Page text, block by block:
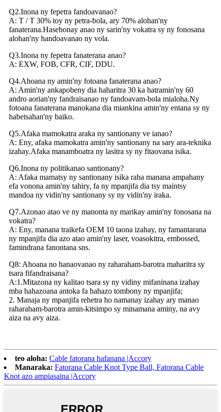
Q2.Inona ny fepetra fandoavanao?
A: T / T 30% toy ny petra-bola, ary 70% alohan'ny
fanaterana.Hasehonay anao ny sarin'ny vokatra sy ny fonosana
alohan'ny handoavanao ny vola.
Q3.Inona ny fepetra fanaterana anao?
A: EXW, FOB, CFR, CIF, DDU.
Q4.Ahoana ny amin'ny fotoana fanaterana anao?
A: Amin'ny ankapobeny dia haharitra 30 ka hatramin'ny 60
andro aorian'ny fandraisanao ny fandoavam-bola mialoha.Ny
fotoana fanaterana manokana dia miankina amin'ny entana sy ny
habetsahan'ny baiko.
Q5.Afaka mamokatra araka ny santionany ve ianao?
A: Eny, afaka mamokatra amin'ny santionany na sary ara-teknika
izahay.Afaka manamboatra ny lasitra sy ny fitaovana isika.
Q6.Inona ny politikanao santionany?
A: Afaka mamatsy ny santionany isika raha manana ampahany
efa vonona amin'ny tahiry, fa ny mpanjifa dia tsy maintsy
mandoa ny vidin'ny santionany sy ny vidin'ny iraka.
Q7.Azonao atao ve ny manonta ny marikay amin'ny fonosana na
vokatra?
A: Eny, manana traikefa OEM 10 taona izahay, ny famantarana
ny mpanjifa dia azo atao amin'ny laser, voasokitra, embossed,
famindrana fanontana sns.
Q8: Ahoana no hanaovanao ny raharaham-barotra maharitra sy
tsara fifandraisana?
A:1.Mitazona ny kalitao tsara sy ny vidiny mifaninana izahay
mba hahazoana antoka fa hahazo tombony ny mpanjifa;
2. Manaja ny mpanjifa rehetra ho namanay izahay ary manao
raharaham-barotra amin-kitsimpo sy minamana aminy, na avy
aiza na avy aiza.
teo aloha: Cable fatorana hafanana |Accory
Manaraka: Fatorana Cable Knot Type Ball, Fatorana Cable
Knot azo ampiasaina |Accory